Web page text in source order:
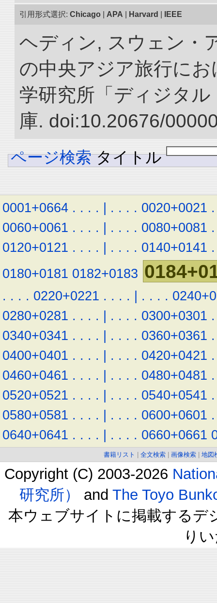
引用形式選択: Chicago APA Harvard IEEE
ヘディン, スウェン・
の中央アジア旅行にお
学研究所「ディジタ
庫. doi:10.20676/
ページ検索 タイトル
0001+0664 . . . . | . . . . 0020+0021 .
0060+0061 . . . . | . . . . 0080+0081 .
0120+0121 . . . . | . . . . 0140+0141 .
0180+0181 0182+0183
. . . . 0220+0221 . . . . | . . . .
0280+0281 . . . . | . . . . 0300+0301 .
0340+0341 . . . . | . . . . 0360+0361 .
0400+0401 . . . . | . . . . 0420+0421 .
0460+0461 . . . . | . . . . 0480+0481 .
0520+0521 . . . . | . . . . 0540+0541 .
0580+0581 . . . . | . . . . 0600+0601 .
0640+0641 . . . . | . . . . 0660+0661
書籍リスト 全文検索 画像検索 地図
Copyright (C) 2003-2026
研究所）
and The Toyo
本ウェブサイトに掲載するデ
り